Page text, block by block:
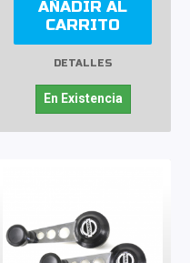
AÑADIR AL
CARRITO
DETALLES
En Existencia